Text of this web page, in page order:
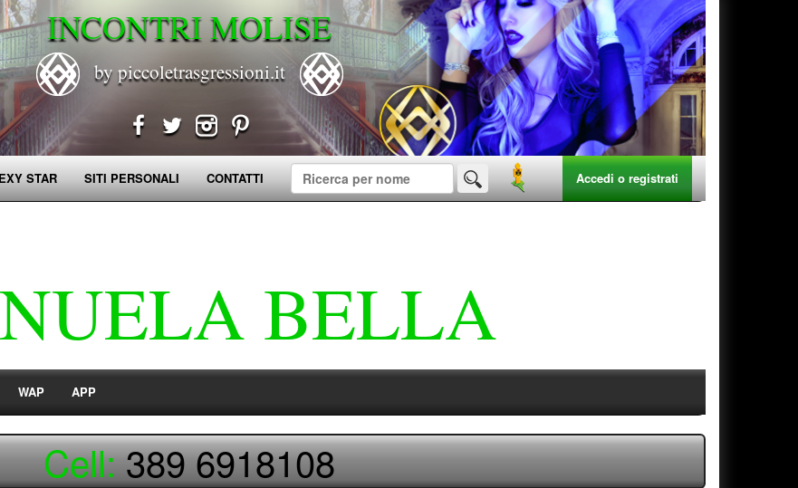
INCONTRI MOLISE
by piccoletrasgressioni.it
STAR SITI PERSONALI CONTATTI Accedi o registrati
BELLA
WAP APP
Cell:389 6918108